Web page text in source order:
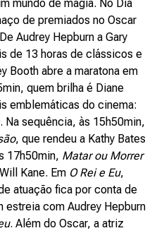
mundo de magia. No Dia
de premiados no Oscar
Audrey Hepburn a Gary
de 13 horas de clássicos e
Booth abre a maratona em
quem brilha é Diane
emblemáticas do cinema:
. Na sequência, às 15h50min,
, que rendeu a Kathy Bates
17h50min, Matar ou Morrer
Kane. Em O Rei e Eu,
atuação fica por conta de
estreia com Audrey Hepburn
. Além do Oscar, a atriz